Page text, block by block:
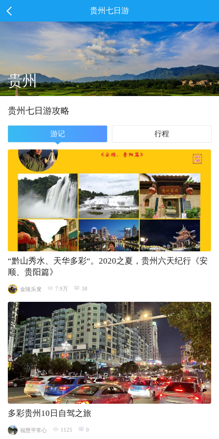
贵州七日游
贵州
贵州 七 日游攻略
游记 行程
“黔山秀水、天华多彩“。2020之夏，贵州六天纪行《安
顺、贵阳篇》
金陵乐叟 7.9万 38
多彩贵州10日自驾之旅
福慧平常心 1125 0